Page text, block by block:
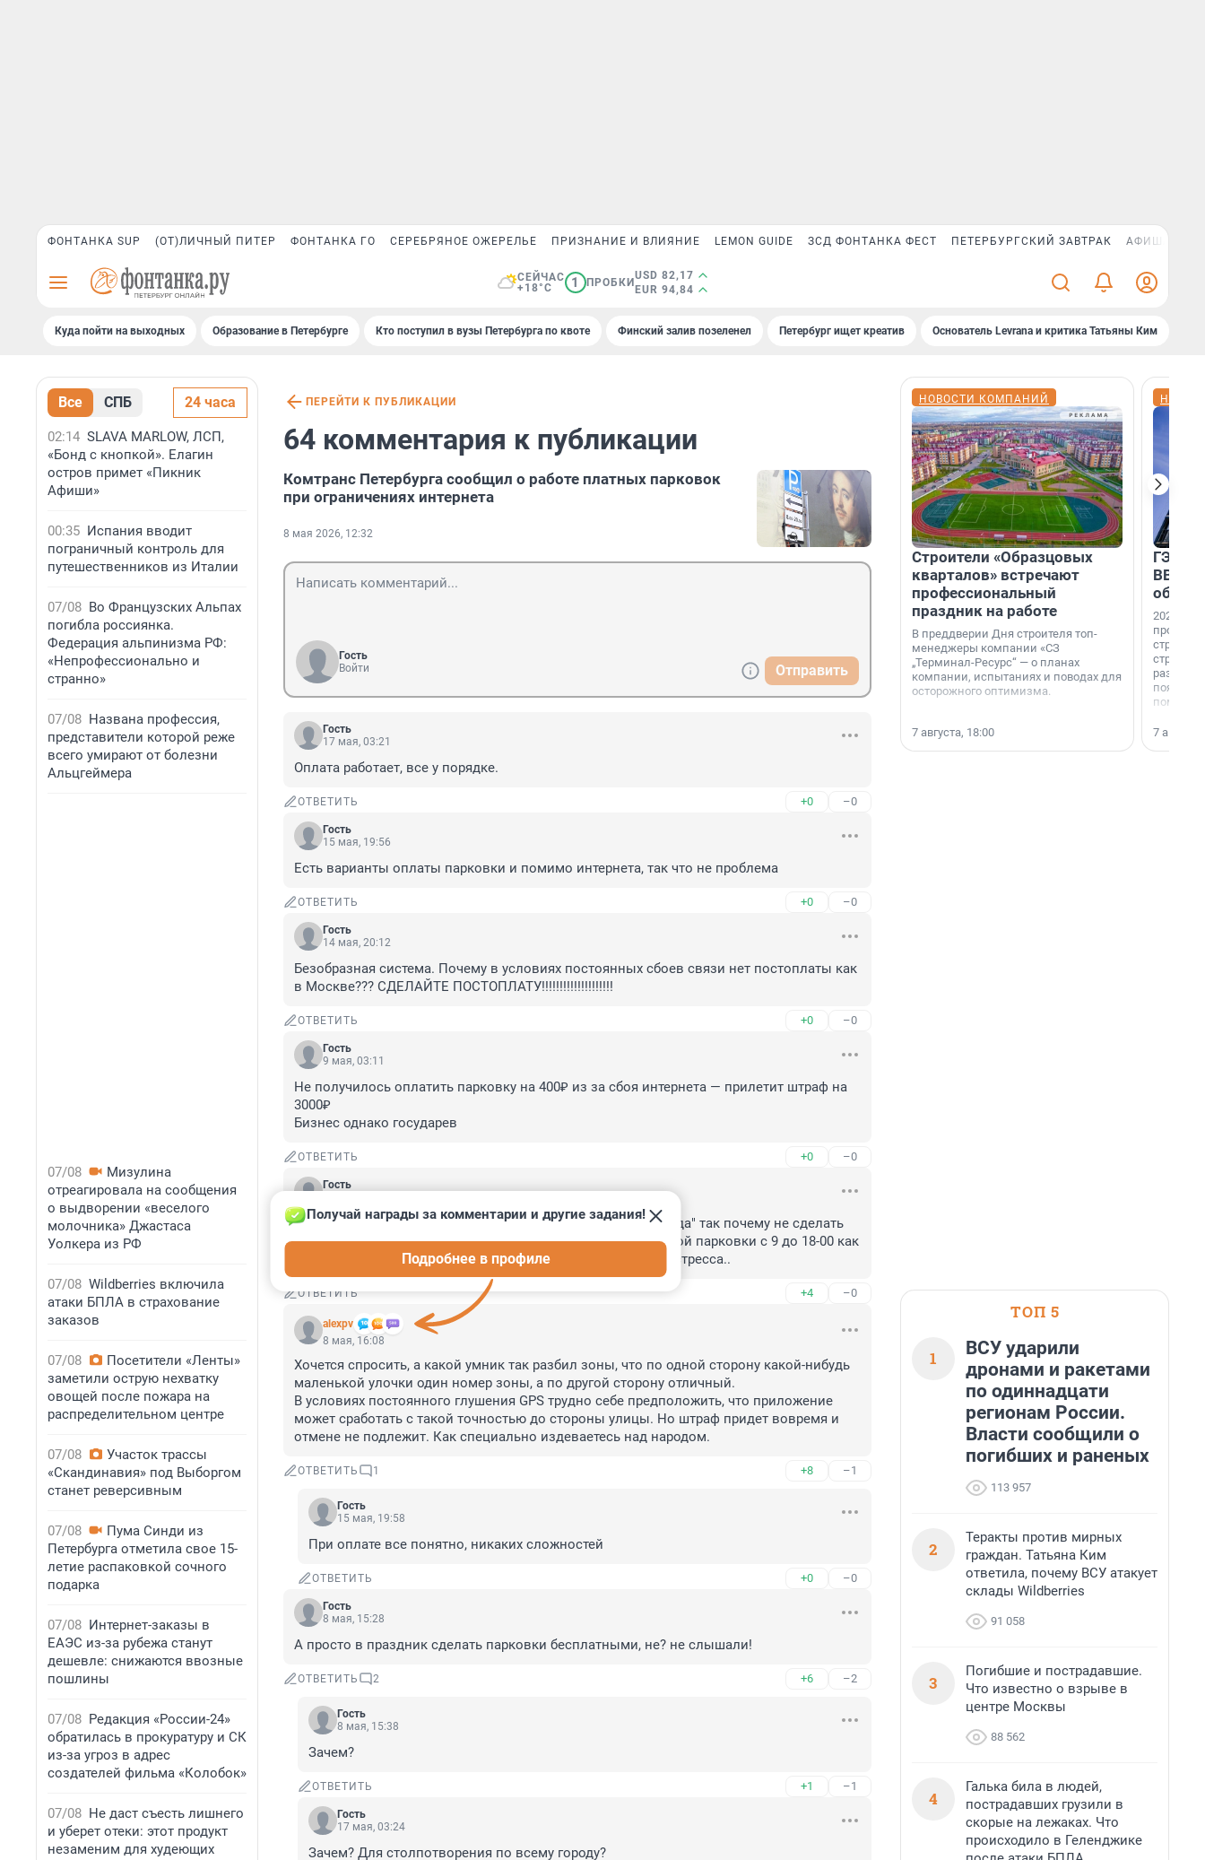
ФОНТАНКА SUP (ОТ)ЛИЧНЫЙ ПИТЕР ФОНТАНКА ГО СЕРЕБРЯНОЕ ОЖЕРЕЛЬЕ ПРИЗНАНИЕ И ВЛИЯНИЕ LEMON GUIDE ЗСД ФОНТАНКА ФЕСТ ПЕТЕРБУРГСКИЙ ЗАВТРАК АФИША PLUS
СЕЙЧАС
+18°C
1 ПРОБКИ
USD 82,17
EUR 94,84
Куда пойти на выходных Образование в Петербурге Кто поступил в вузы Петербурга по квоте Финский залив позеленел Петербург ищет креатив Основатель Levrana и критика Татьяны Ким
Все СПБ 24 часа
02:14 SLAVA MARLOW, ЛСП,
«Бонд с кнопкой». Елагин
остров примет «Пикник
Афиши»
00:35 Испания вводит
пограничный контроль для
путешественников из Италии
07/08 Во Французских Альпах
погибла россиянка.
Федерация альпинизма РФ:
«Непрофессионально и
странно»
07/08 Названа профессия,
представители которой реже
всего умирают от болезни
Альцгеймера
07/08
Мизулина
отреагировала на сообщения
о выдворении «веселого
молочника» Джастаса
Уолкера из РФ
07/08 Wildberries включила
атаки БПЛА в страхование
заказов
07/08
Посетители «Ленты»
заметили острую нехватку
овощей после пожара на
распределительном центре
07/08
Участок трассы
«Скандинавия» под Выборгом
станет реверсивным
07/08
Пума Синди из
Петербурга отметила свое 15-
летие распаковкой сочного
подарка
07/08 Интернет-заказы в
ЕАЭС из-за рубежа станут
дешевле: снижаются ввозные
пошлины
07/08 Редакция «России-24»
обратилась в прокуратуру и СК
из-за угроз в адрес
создателей фильма «Колобок»
07/08 Не даст съесть лишнего
и уберет отеки: этот продукт
незаменим для худеющих
ПЕРЕЙТИ К ПУБЛИКАЦИИ
64 комментария к публикации
Комтранс Петербурга сообщил о работе платных парковок
при ограничениях интернета
8 мая 2026, 12:32
Гость
Войти
Отправить
Гость
17 мая, 03:21
Оплата работает, все у порядке.
ОТВЕТИТЬ +0 –0
Гость
15 мая, 19:56
Есть варианты оплаты парковки и помимо интернета, так что не проблема
ОТВЕТИТЬ +0 –0
Гость
14 мая, 20:12
Безобразная система. Почему в условиях постоянных сбоев связи нет постоплаты как
в Москве??? СДЕЛАЙТЕ ПОСТОПЛАТУ!!!!!!!!!!!!!!!!!!!!
ОТВЕТИТЬ +0 –0
Гость
9 мая, 03:11
Не получилось оплатить парковку на 400₽ из за сбоя интернета — прилетит штраф на
3000₽
Бизнес однако государев
ОТВЕТИТЬ +0 –0
Гость
Если целью ставится как заявлено "удобство жителей города" так почему не сделать
выходные и праздники бесплатно? Сократить время платной парковки с 9 до 18-00 как
и время рабочего дня? Дайте людям ЖИТЬ а не добавлять стресса..
ОТВЕТИТЬ +4 –0
alexpv
Получай награды за комментарии и другие задания!
Подробнее в профиле
8 мая, 16:08
Хочется спросить, а какой умник так разбил зоны, что по одной сторону какой-нибудь
маленькой улочки один номер зоны, а по другой сторону отличный.
В условиях постоянного глушения GPS трудно себе предположить, что приложение
может сработать с такой точностью до стороны улицы. Но штраф придет вовремя и
отмене не подлежит. Как специально издеваетесь над народом.
ОТВЕТИТЬ 1 +8 –1
Гость
15 мая, 19:58
При оплате все понятно, никаких сложностей
ОТВЕТИТЬ +0 –0
Гость
8 мая, 15:28
А просто в праздник сделать парковки бесплатными, не? не слышали!
ОТВЕТИТЬ 2 +6 –2
Гость
8 мая, 15:38
Зачем?
ОТВЕТИТЬ +1 –1
Гость
17 мая, 03:24
Зачем? Для столпотворения по всему городу?
НОВОСТИ КОМПАНИЙ
Строители «Образцовых
кварталов» встречают
профессиональный
праздник на работе
В преддверии Дня строителя топ-
менеджеры компании «СЗ
„Терминал-Ресурс“ — о планах
компании, испытаниях и поводах для
осторожного оптимизма.
7 августа, 18:00
ГЭС,
ВВП: в
об
2026-й —
раз. В
7
ТОП 5
1
ВСУ ударили
дронами и ракетами
по одиннадцати
регионам России.
Власти сообщили о
погибших и раненых
113 957
2
Теракты против мирных
граждан. Татьяна Ким
ответила, почему ВСУ атакует
склады Wildberries
91 058
3
Погибшие и пострадавшие.
Что известно о взрыве в
центре Москвы
88 562
4
Галька била в людей,
пострадавших грузили в
скорые на лежаках. Что
происходило в Геленджике